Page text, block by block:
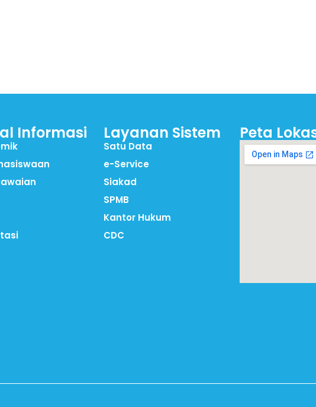
Informasi Layanan Sistem
Satu Data
e-Service
Siakad
SPMB
Kantor Hukum
CDC
Peta